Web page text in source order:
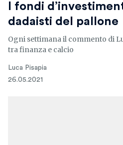
I fondi
dadaisti del pallone
Ogni settimana il commento di
tra finanza e calcio
Luca Pisapia
26.05.2021